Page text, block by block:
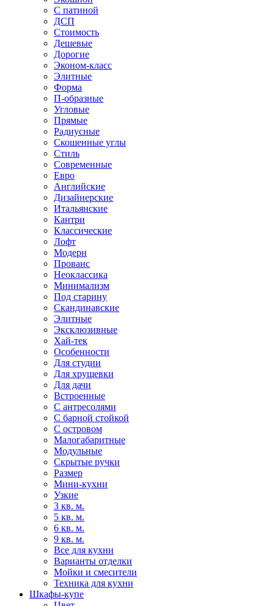
С патиной
ДСП
Стоимость
Дешевые
Дорогие
Эконом-класс
Элитные
Форма
П-образные
Угловые
Прямые
Радиусные
Скошенные углы
Стиль
Современные
Евро
Английские
Дизайнерские
Итальянские
Кантри
Классические
Лофт
Модерн
Прованс
Неоклассика
Минимализм
Под старину
Скандинавские
Элитные
Эксклюзивные
Хай-тек
Особенности
Для студии
Для хрущевки
Для дачи
Встроенные
С антресолями
С барной стойкой
С островом
Малогабаритные
Модульные
Скрытые ручки
Размер
Мини-кухни
Узкие
3 кв. м.
5 кв. м.
6 кв. м.
9 кв. м.
Все для кухни
Варианты отделки
Мойки и смесители
Техника для кухни
Шкафы-купе